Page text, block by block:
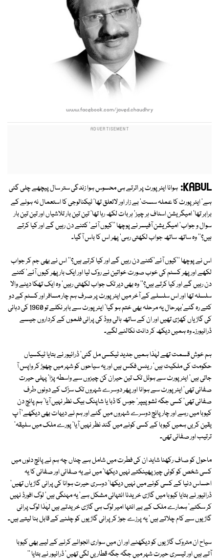
www.facebook.com/javed.chaudhry
KABUL: ہوانا ایئرپورٹ پر اترتے ہی محسوس ہوا زندگی ستر سال پیچھے چلی گئی
ہے' ایئرپورٹ کا عملہ سست' بے زار اور لاتعلق تھا' ٹیکنالوجی کا استعمال نہ ہونے کے
برابر تھا' امیگریشن اسٹاف ہر چیز' ہر بات لکھ رہا تھا' تین تین بار تلاشیاں اور تین تین بار
سوال و جواب' امیگریشن آفیسر نے پوچھا ''کیوں آئے' کتنے دن رہیں گے اور کیا کرتے
ہیں؟'' وہ ساتھ ساتھ جواب لکھتی رہی' پھر اس کا باس آگیا۔
اس نے پوچھا ''کیوں آئے'کتنے دن رہیں گے اور کیا کرتے ہیں؟'' اس نے بھی جم کر جواب
لکھے اور پھر کسٹم کی خوب صورت خواتین نے روک لیا اور ایک بار پھر کیوں آئے' کتنے
دن رہیں گے اور کیا کرتے ہیں؟'' وہ بھی دیر تک جواب لکھتی رہیں' وہ ایک تھکا دینے والا
سلسلہ تھا اور اس سلسلے کے آخر میں ایئرپورٹ پر صرف ہم چار مسافر اور کسٹم کے دو
کتے رہ گئے'بہرحال یہ مرحلہ بھی ختم ہو گیا' ایئرپورٹ سے باہر نکلے تو 1960 کی دہائی
کی گاڑیاں کھڑی تھیں اور ان کے ساتھ ہالی ووڈ کی پرانی فلموں کے کرداروں جیسے
ڈرائیورز۔ وہ ہمیں دیکھ کر دانت نکالنے لگے۔
ہم خوش قسمت تھے لہٰذا ہمیں جدید ٹیکسی مل گئی' ڈرائیور نے بتایا ٹیکسیاں
حکومت کی ملکیت ہیں' ریٹس فکس ہیں اور یہ سیاحوں کو شہر میں چھوڑ کر واپس آ
جاتی ہیں' ایئرپورٹ سے ہوٹل تک تین حیران کن چیزوں سے واسطہ پڑا' پہلی حیرت
صفائی تھی' ایئرپورٹ سے ہوانا اور پھر دوسرے شہروں تک سڑک کے دونوں طرف
صفائی تھی' کسی جگہ ٹشو پیپر' جوس کا ڈبا یا شاپنگ بیگ نظر نہیں آیا' ہم پانچ دن
کیوبا میں رہے اور چار پانچ دوسرے شہروں میں گئے اور ہم نے دیہات بھی دیکھے' آپ
یقین کریں ہمیں کیوبا کے کسی کونے میں گند نظر نہیں آیا' پورے ملک میں سلیقہ'
ترتیب اور صفائی تھی۔
ماحول کو صاف رکھنا شاید ان کی فطرت میں شامل ہے چناں چہ ہم نے پانچ دنوں میں
کسی شخص کو کوئی چیز پھینکتے نہیں دیکھا' میں نے یہ صفائی اور صفائی کا یہ
احساس دنیا کے کسی کونے میں نہیں دیکھا' دوسری حیرت ہوانا کی پرانی گاڑیاں تھیں'
ڈرائیور نے بتایا کیوبا میں گاڑی خریدنا انتہائی مشکل ہے' یہ مہنگی ہیں' لوگ افورڈ نہیں
کر سکتے' ہمارے ملک کے بے انتہا امیر لوگ ہی گاڑی خریدتے ہیں لہٰذا لوگ پرانی
گاڑیوں سے کام چلاتے ہیں' یہ پرزے جوڑ کر پرانی گاڑیوں کو چلنے کے قابل بنا لیتے ہیں۔
سیاح ان متروک گاڑیوں کو دیکھنے اور ان میں سواری انجوائے کرنے کے لیے بھی کیوبا
آتے ہیں اور تیسری حیرت شہر میں جگہ جگہ قطاریں لگی تھیں' ڈرائیور نے بتایا ''